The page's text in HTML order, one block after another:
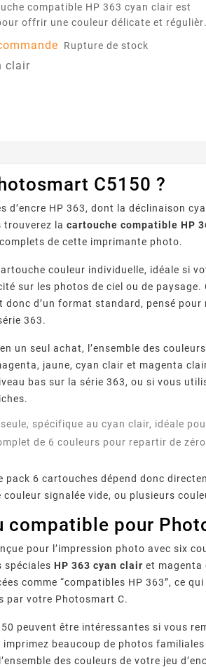
offrir une couleur délicate et
les dégradés, les photos et les
où la finesse des nuances compte.
fonctionner avec les imprimantes
Rupture de stock
clair
C5150 ?
HP 363, dont la déclinaison
trouverez lacartouche compatible HP
de cette imprimante photo.
couleur individuelle, idéale si
sur les photos de ciel ou de paysage.
donc d’un format standard, pensé
363.
un seul achat, l’ensemble des
jaune, cyan clair et magenta
bas sur la série 363, ou si vous
spécifique au cyan clair, idéale
de 6 couleurs pour repartir de
6 cartouches dépend donc
signalée vide, ou plusieurs
compatible pour
pour l’impression photo avec six
spéciales HP 363 cyan clair et magenta
comme “compatibles HP 363”, ce
par votre Photosmart C.
peuvent être intéressantes si vous
beaucoup de photos
des couleurs de votre jeu